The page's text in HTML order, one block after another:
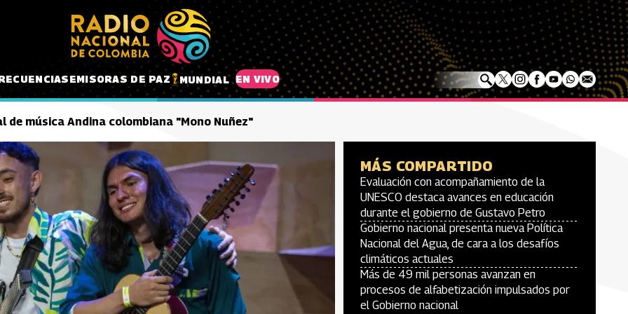
EMISORAS DE PAZ MUNDIAL EN VIVO
música Andina colombiana "Mono Nuñez"
MÁS COMPARTIDO
Evaluación con acompañamiento de la
UNESCO destaca avances en educación
durante el gobierno de Gustavo Petro
Gobierno nacional presenta nueva Política
Nacional del Agua, de cara a los desafíos
climáticos actuales
Más de 49 mil personas avanzan en
procesos de alfabetización impulsados por
el Gobierno nacional